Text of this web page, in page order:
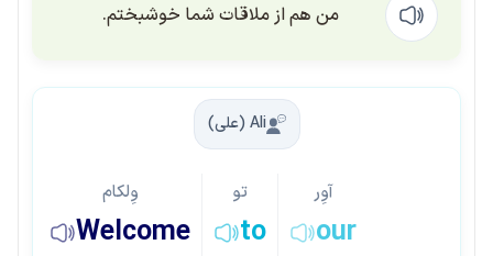
من هم از ملاقات شما خوشبختم.
Ali (علی)
وِلکام
Welcome
تو
to
آوِر
our